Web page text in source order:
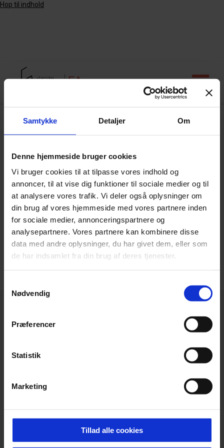
Samtykke Detaljer Om
Denne hjemmeside bruger cookies
Vi bruger cookies til at tilpasse vores indhold og
annoncer, til at vise dig funktioner til sociale medier og til
at analysere vores trafik. Vi deler også oplysninger om
din brug af vores hjemmeside med vores partnere inden
for sociale medier, annonceringspartnere og
analysepartnere. Vores partnere kan kombinere disse
data med andre oplysninger, du har givet dem, eller som
de har indsamlet fra din brug af deres tjenester.
Nødvendig
Præferencer
Statistik
Marketing
Tillad alle cookies
Hop til indhold
Arkiv
Udvikling af model for styrkelse af
tværfagligt samarbejde, til glæde for
kunderne
VIS FLERE